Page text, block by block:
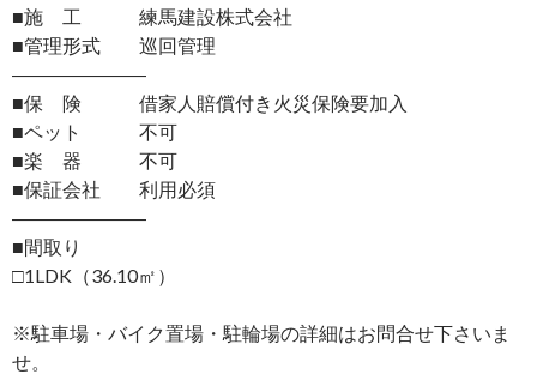
■施 工 練馬建設株式会社
■管理形式 巡回管理
―――――――
■保 険 借家人賠償付き火災保険要加入
■ペット 不可
■楽 器 不可
■保証会社 利用必須
―――――――
■間取り
□1LDK（36.10㎡）
※駐車場・バイク置場・駐輪場の詳細はお問合せ下さいま
せ。